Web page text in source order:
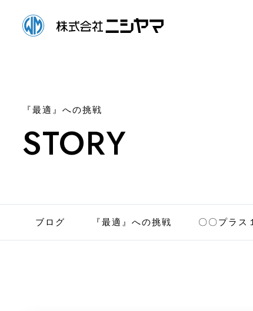
『最適』への挑戦
STORY
ブログ 『最適』への挑戦 〇〇プラス